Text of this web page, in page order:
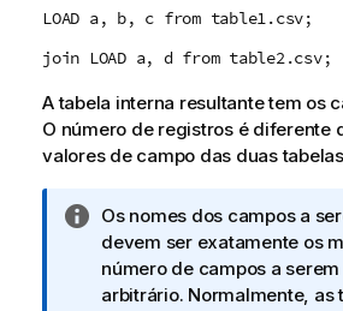
LOAD a, b, c from table1.csv;
join LOAD a, d from table2.csv;
A tabela interna resultante tem os
O número de registros é diferente
valores de campo das duas
N
o
t
a
Os nomes dos campos a
devem ser exatamente os
número de campos a
arbitrário. Normalmente, as